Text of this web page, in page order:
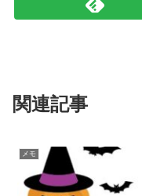
関連記事
メモ